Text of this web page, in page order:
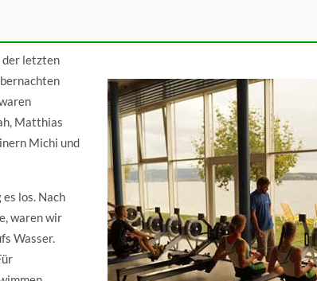
Bodensee 30.8. -
der letzten
Matthias
Michi und
los. Nach
waren wir
Wasser.